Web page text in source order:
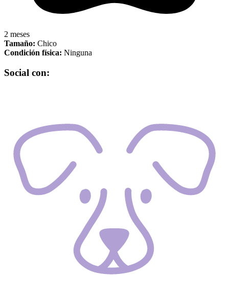
2 meses
Tamaño: Chico
Condición física: Ninguna
Social con: